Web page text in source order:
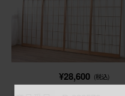
¥28,600 (税込)